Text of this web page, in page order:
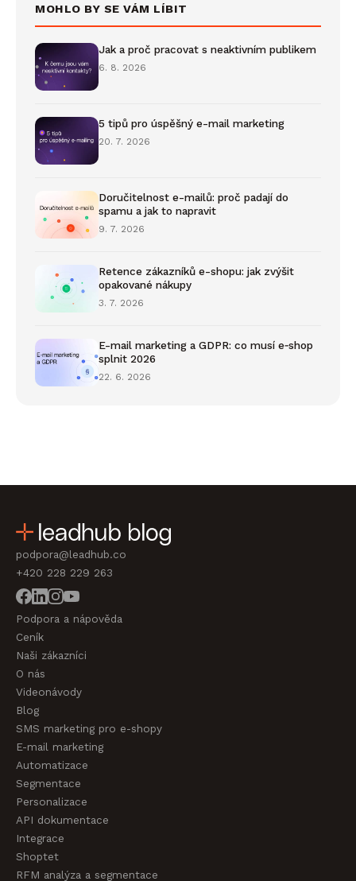
MOHLO BY SE VÁM LÍBIT
Jak a proč pracovat s neaktivním publikem
6. 8. 2026
5 tipů pro úspěšný e-mail marketing
20. 7. 2026
Doručitelnost e-mailů: proč padají do
spamu a jak to napravit
9. 7. 2026
Retence zákazníků e-shopu: jak zvýšit
opakované nákupy
3. 7. 2026
E-mail marketing a GDPR: co musí e‑shop
splnit 2026
22. 6. 2026
podpora@leadhub.co
+420 228 229 263
Podpora a nápověda
Ceník
Naši zákazníci
O nás
Videonávody
Blog
SMS marketing pro e-shopy
E-mail marketing
Automatizace
Segmentace
Personalizace
API dokumentace
Integrace
Shoptet
RFM analýza a segmentace